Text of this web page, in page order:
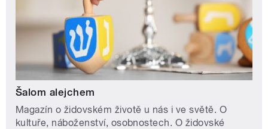
Šalom alejchem
Magazín o židovském životě u nás i ve světě. O
kultuře, náboženství, osobnostech. O židovské